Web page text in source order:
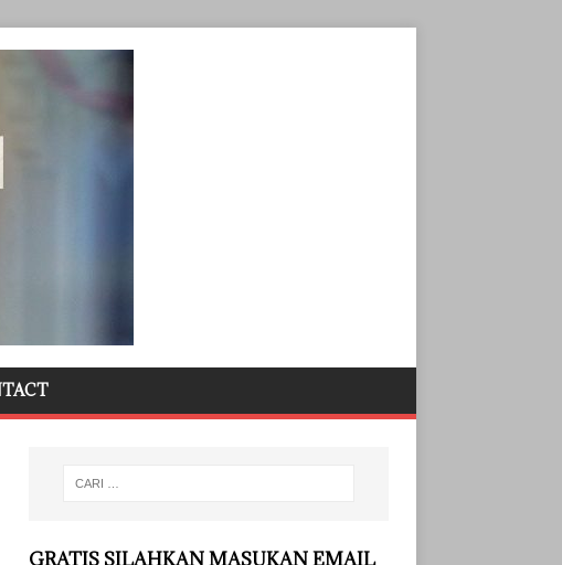
GRATIS SILAHKAN MASUKAN EMAIL